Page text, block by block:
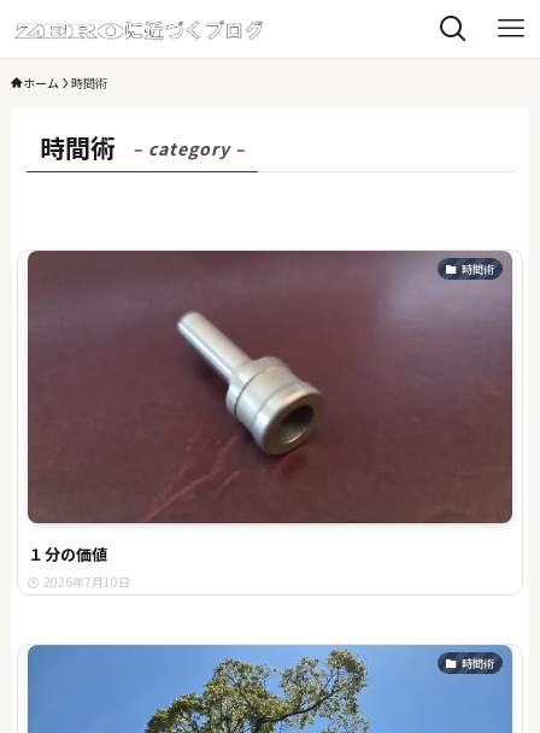
ホーム 時間術
時間術 – category –
時間術
１分の価値
2026年7月10日
時間術